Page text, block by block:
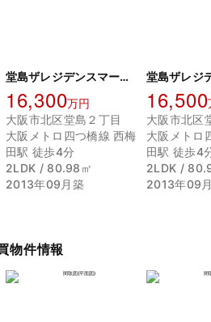
堂島ザレジデンスマークタワー
16,300万円
大阪市北区堂島２丁目
大阪メトロ四つ橋線 西梅
田駅 徒歩4分
2LDK / 80.98㎡
2013年09月築
16,500
大阪市北区
大阪メトロ
田駅 徒歩4
2LDK /
2013年09
物件情報